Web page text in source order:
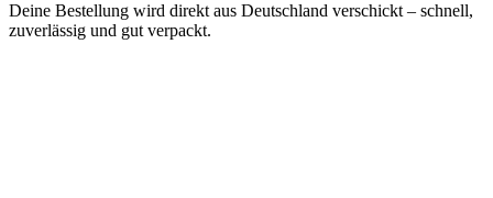
Deine Bestellung wird direkt aus Deutschland verschickt – schnell,
zuverlässig und gut verpackt.